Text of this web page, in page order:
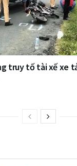
truy tố tài xế xe